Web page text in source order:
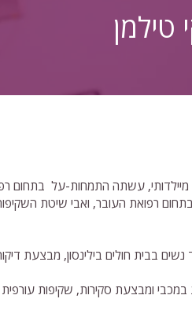
טילמן
עשתה התמחות-על בתחום
רפואת העובר, ואבי שיטת
בבית חולים בילינסון, מבצעת
ומבצעת סקירות, שקיפות